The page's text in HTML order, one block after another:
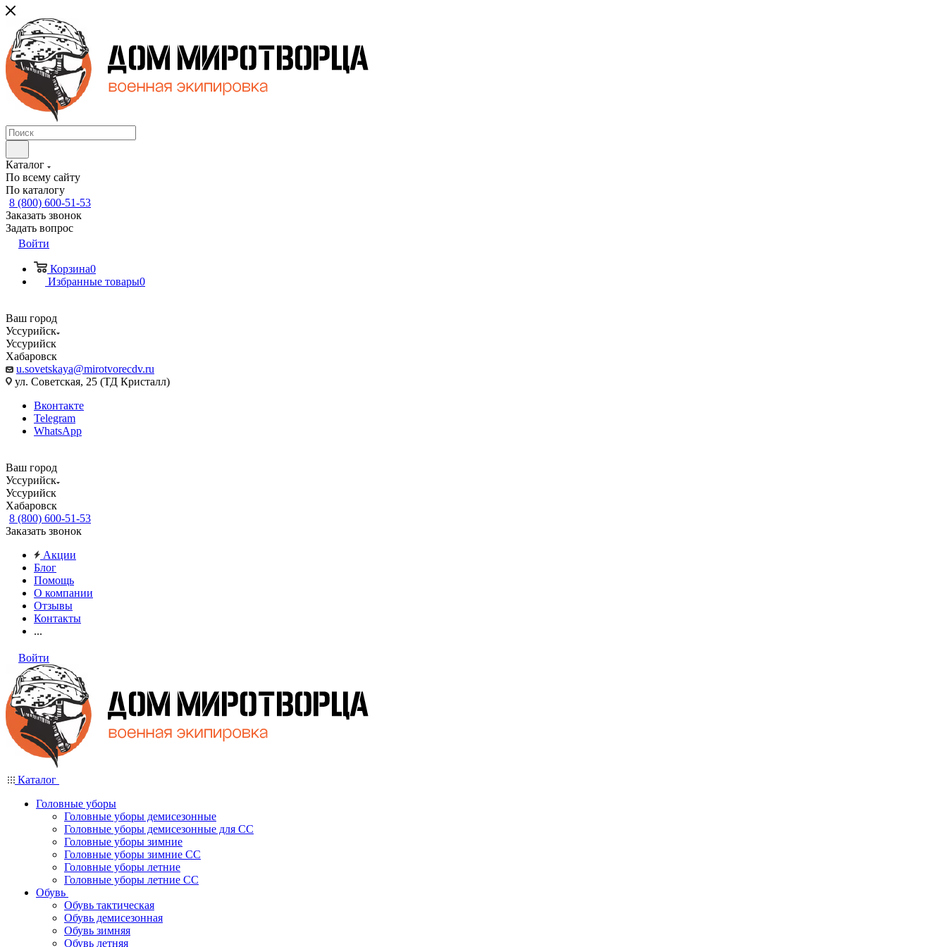
Каталог
По всему сайту
По каталогу
8 (800) 600-51-53
Заказать звонок
Задать вопрос
Войти
Корзина0
Избранные товары0
Ваш город
Уссурийск
Уссурийск
Хабаровск
u.sovetskaya@mirotvorecdv.ru
ул. Советская, 25 (ТД Кристалл)
Вконтакте
Telegram
WhatsApp
Ваш город
Уссурийск
Уссурийск
Хабаровск
8 (800) 600-51-53
Заказать звонок
Акции
Блог
Помощь
О компании
Отзывы
Контакты
...
Войти
Каталог
Головные уборы
Головные уборы демисезонные
Головные уборы демисезонные для СС
Головные уборы зимние
Головные уборы зимние СС
Головные уборы летние
Головные уборы летние СС
Обувь
Обувь тактическая
Обувь демисезонная
Обувь зимняя
Обувь летняя